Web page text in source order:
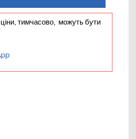
ціни, тимчасово, можуть бути